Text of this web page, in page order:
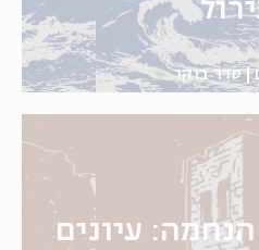
סדר בוקר
עיונים